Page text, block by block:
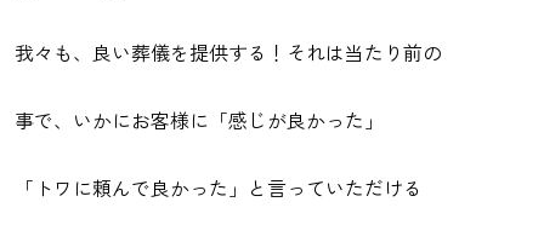
我々も、良い葬儀を提供する！それは当たり前の
事で、いかにお客様に「感じが良かった」
「トワに頼んで良かった」と言っていただける